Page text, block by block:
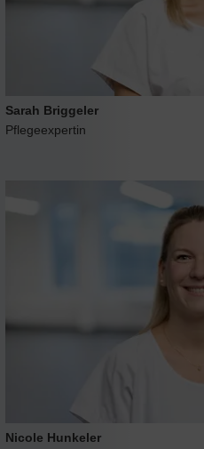
Sarah Briggeler
Pflegeexpertin
Nicole Hunkeler